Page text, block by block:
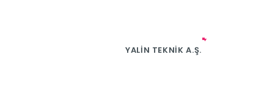
YALIN TEKNIK A.Ş.